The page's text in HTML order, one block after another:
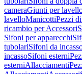
cameraGiunti per
lavelloManicottiPezzi
ricambio per Accessori
Sifoni per apparecchi
tubolariSifoni da
incassoSifoni esterni
esterniAllacciamenti